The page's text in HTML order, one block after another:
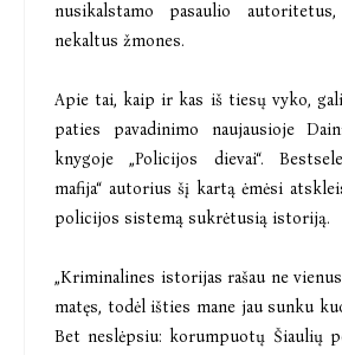
nusikalstamo pasaulio
nekaltus žmones.
Apie tai, kaip ir kas iš tiesų vyko,
paties pavadinimo naujausioje
knygoje „Policijos dievai“.
mafija“ autorius šį kartą ėmėsi
policijos sistemą sukrėtusią istoriją.
„Kriminalines istorijas rašau ne
matęs, todėl išties mane jau sunku
Bet neslėpsiu: korumpuotų Šiaulių